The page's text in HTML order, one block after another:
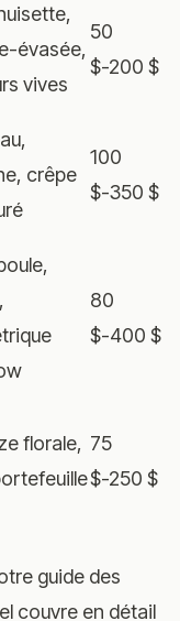
évasée,
vives
50
$-200 $
crêpe
100
$-350 $
80
$-400 $
florale, 75
$-250 $
guide des
couvre en détail